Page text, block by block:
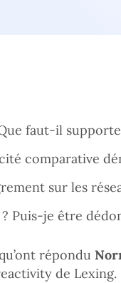
faut-il
comparative
sur les
Puis-je être
répondu
de Lexing.